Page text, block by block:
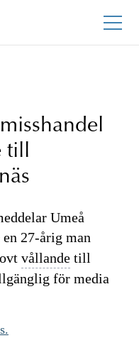
till
Umeå
27-årig man
vållande till
för media